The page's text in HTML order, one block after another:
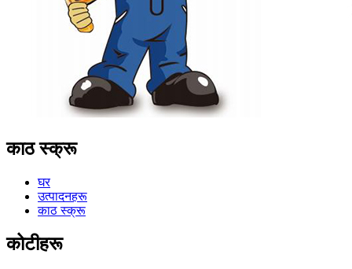
काठ स्क्रू
घर
उत्पादनहरू
काठ स्क्रू
कोटीहरू